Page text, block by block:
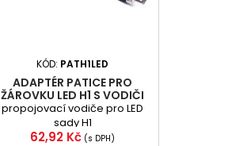
KÓD: PATH1LED
ADAPTÉR PATICE PRO
ŽÁROVKU LED H1 S VODIČI
propojovací vodiče pro LED
sady H1
Cena
62,92 Kč (s DPH)